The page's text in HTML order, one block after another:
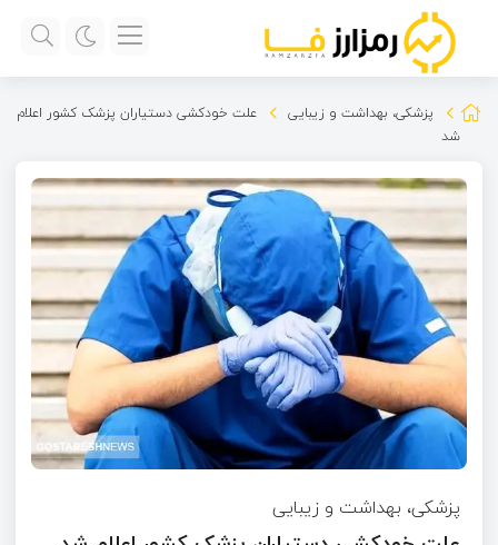
پزشکی، بهداشت و زیبایی
علت خودکشی دستیاران پزشک کشور اعلام
شد
پزشکی، بهداشت و زیبایی